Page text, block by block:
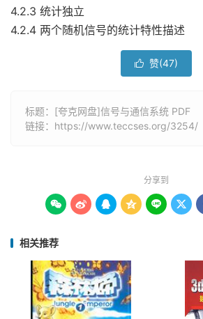
4.2.3 统计独立
4.2.4 两个随机信号的统计特性描述
 赞(47)
标题：[夸克网盘]信号与通信系统 PDF
链接： https://www.teccses.org/3254/
分享到
     
相关推荐